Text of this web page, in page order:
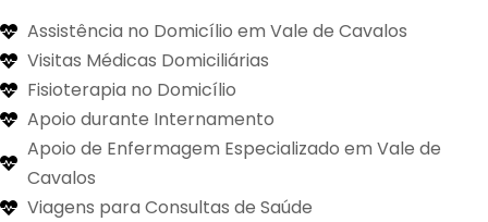
Assistência no Domicílio em Vale de Cavalos
Visitas Médicas Domiciliárias
Fisioterapia no Domicílio
Apoio durante Internamento
Apoio de Enfermagem Especializado em Vale de
Cavalos
Viagens para Consultas de Saúde